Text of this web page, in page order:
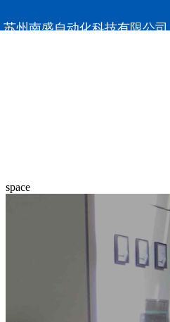
苏州南盛自动化科技有限公司
space